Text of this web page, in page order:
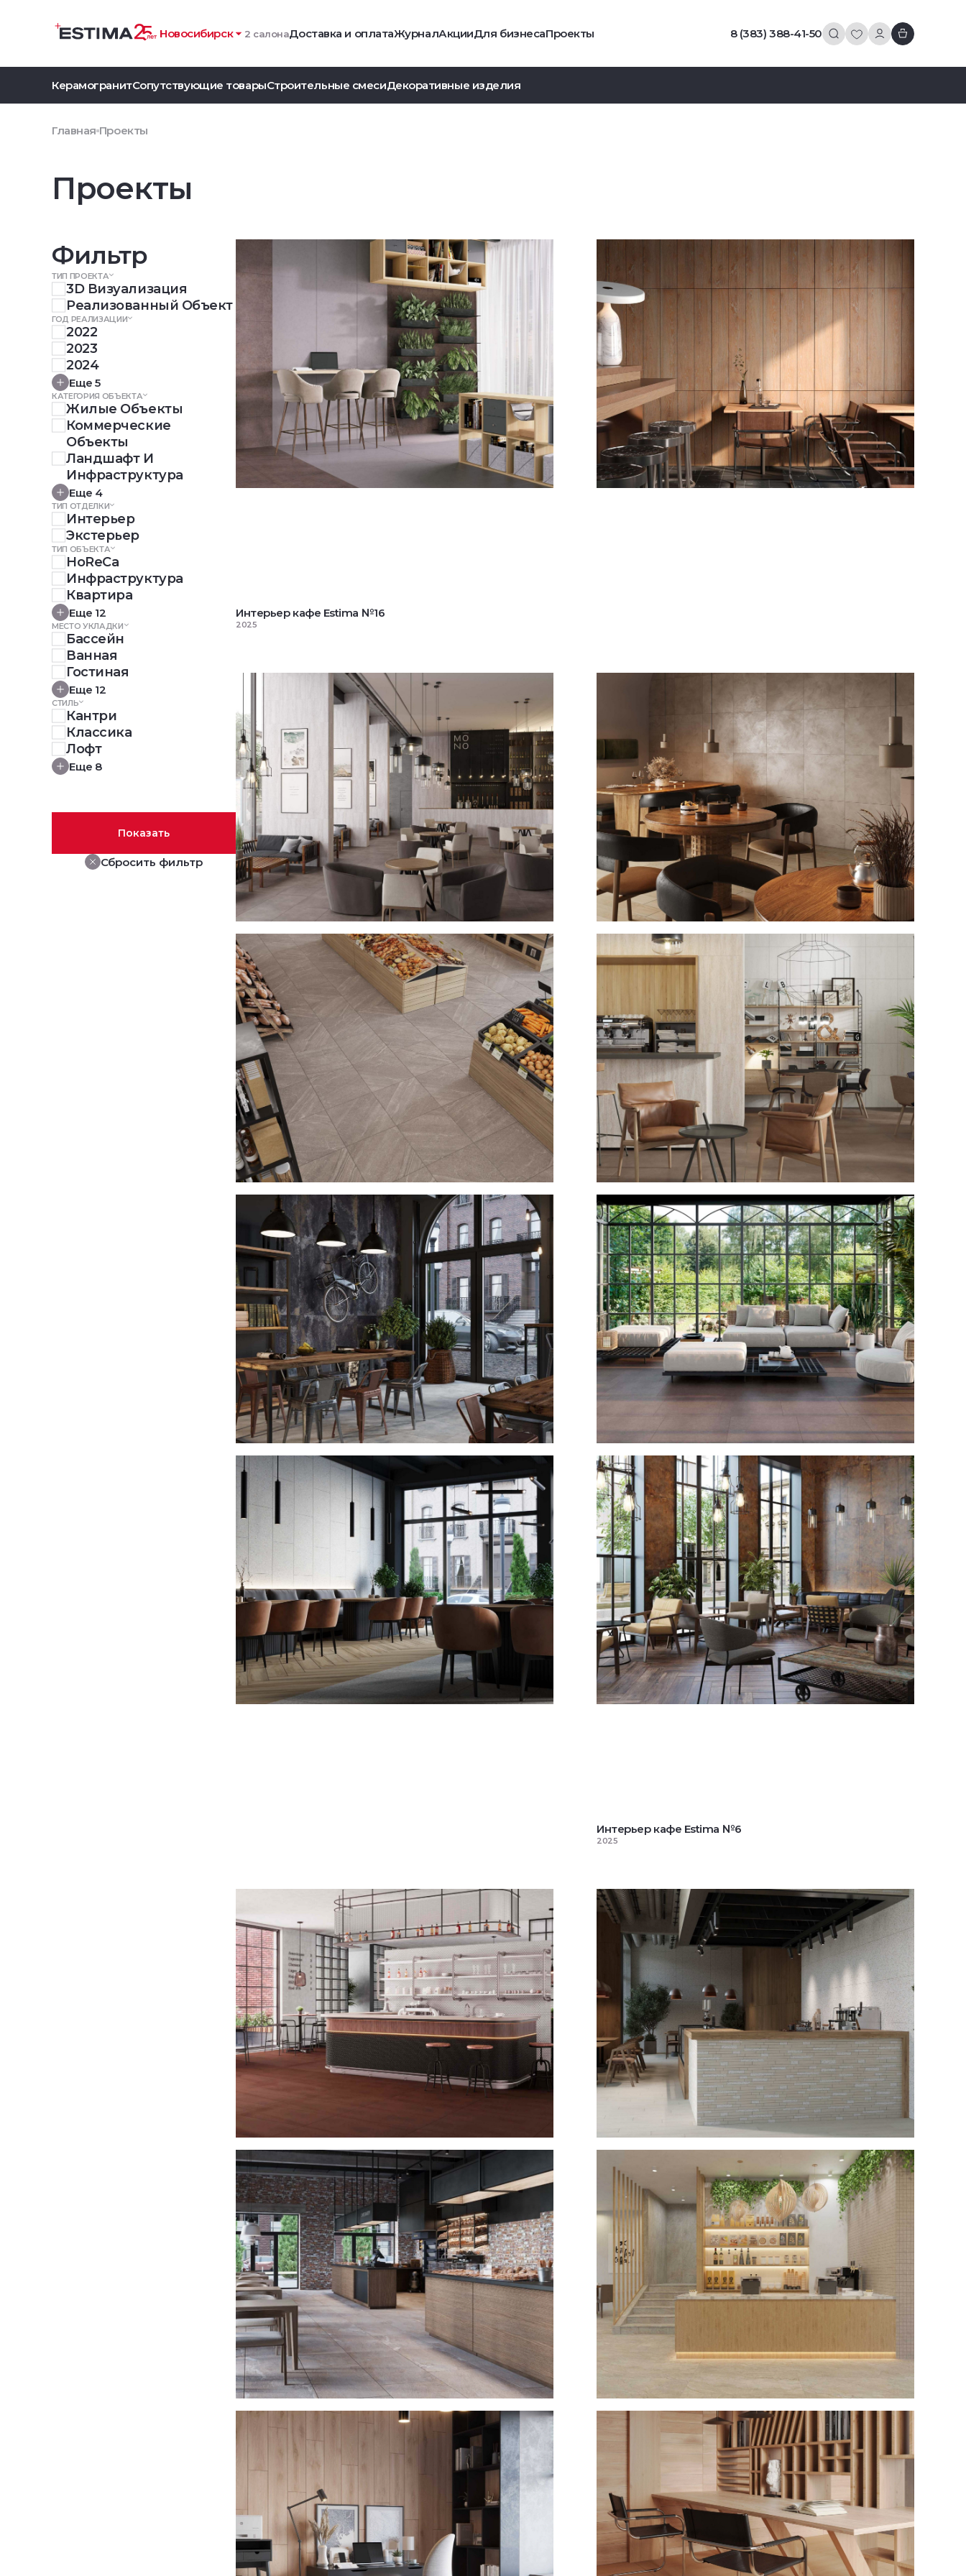
Новосибирск 2 салонаДоставка и оплатаЖурналАкцииДля бизнесаПроекты 8 (383) 388-41-50
КерамогранитСопутствующие товарыСтроительные смесиДекоративные изделия
Главная Проекты
Проекты
Фильтр
ТИП ПРОЕКТА
3D Визуализация
Реализованный Объект
ГОД РЕАЛИЗАЦИИ
2022
2023
2024
Еще 5
КАТЕГОРИЯ ОБЪЕКТА
Жилые Объекты
Коммерческие
Объекты
Ландшафт И
Инфраструктура
Еще 4
ТИП ОТДЕЛКИ
Интерьер
Экстерьер
ТИП ОБЪЕКТА
HoReCa
Инфраструктура
Квартира
Еще 12
МЕСТО УКЛАДКИ
Бассейн
Ванная
Гостиная
Еще 12
СТИЛЬ
Кантри
Классика
Лофт
Еще 8
Показать
Сбросить фильтр
Интерьер кафе Estima №16
2025
Интерьер кафе Estima №15
2025
Интерьер кафе Estima №14
2025
Интерьер кафе Estima №13
2025
Интерьер кафе Estima №11
2025
Интерьер кафе Estima №10
2025
Интерьер кафе Estima №9
2025
Интерьер кафе Estima №8
Интерьер кафе Estima №7
2025
Интерьер кафе Estima №6
2025
Интерьер кафе Estima №4
Интерьер кафе Estima №2
2025
Интерьер кафе Estima №1